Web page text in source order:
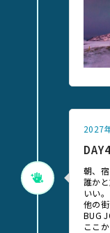
2027
朝、
誰か
いい。
他の街
BUG
ここ